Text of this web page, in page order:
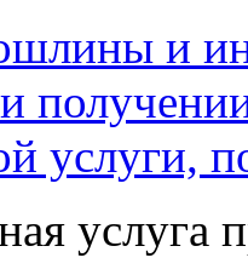
и
услуги,
услуга